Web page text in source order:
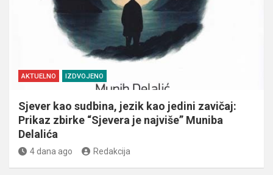
AKTUELNO IZDVOJENO
Sjever kao sudbina, jezik kao jedini zavičaj:
Prikaz zbirke “Sjevera je najviše” Muniba
Delalića
4 dana ago Redakcija